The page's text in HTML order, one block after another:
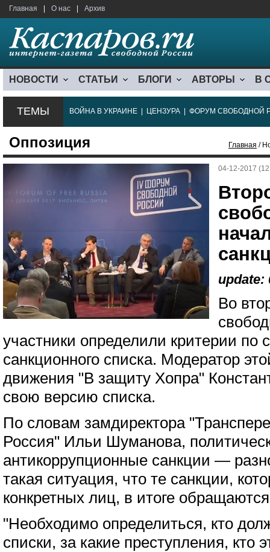
Главная О нас Архив
НОВОСТИ СТАТЬИ БЛОГИ АВТОРЫ В
ТЕМЫ ВОЙНА В УКРАИНЕ ЦЕНЗУРА ФОРУМ СВОБОДНОЙ
Оппозиция Главная /
04-12-2017
update:
Во
участники определили критерии по
санкционного списка. Модератор
движения "В защиту Хопра"
свою версию списка.
По словам замдиректора
Россия" Ильи Шуманова,
антикоррупционные санкции —
такая ситуация, что те санкции,
конкретных лиц, в итоге
"Необходимо определиться, кто
списки, за какие преступления, кто